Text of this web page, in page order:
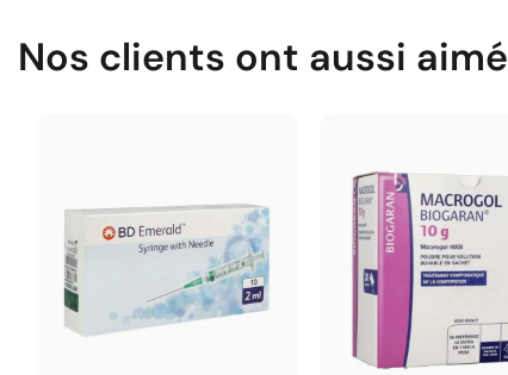
Nos clients ont aussi aimé